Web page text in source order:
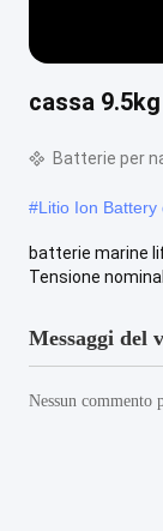
cassa
Batterie per
#Litio Ion Battery
batterie marine
Tensione
Messaggi del
Nessun commento